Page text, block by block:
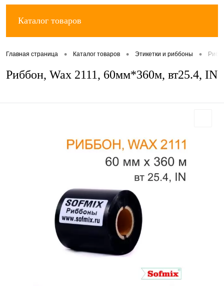
Каталог товаров
Главная страница • Каталог товаров • Этикетки и риббоны •
Риббон, Wax 2111, 60мм*360м, вт25.4, IN